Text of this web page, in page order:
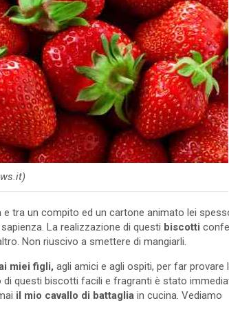
e tra un compito ed un cartone animato lei
La realizzazione di questi biscotti
Non riuscivo a smettere di mangiarli.
miei figli, agli amici e agli ospiti, per far provare
questi biscotti facili e fragranti è stato
il mio cavallo di battaglia in cucina. Vediamo